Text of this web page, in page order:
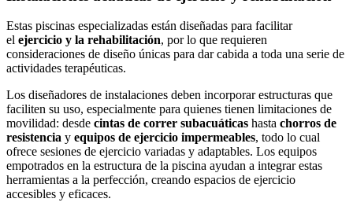
Estas piscinas especializadas están diseñadas para facilitar
el ejercicio y la rehabilitación, por lo que requieren
consideraciones de diseño únicas para dar cabida a toda una serie de
actividades terapéuticas.
Los diseñadores de instalaciones deben incorporar estructuras que
faciliten su uso, especialmente para quienes tienen limitaciones de
movilidad: desde cintas de correr subacuáticas hasta chorros de
resistencia y equipos de ejercicio impermeables, todo lo cual
ofrece sesiones de ejercicio variadas y adaptables. Los equipos
empotrados en la estructura de la piscina ayudan a integrar estas
herramientas a la perfección, creando espacios de ejercicio
accesibles y eficaces.